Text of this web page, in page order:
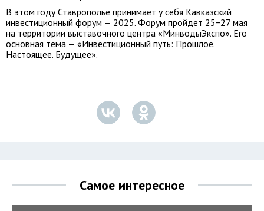
В этом году Ставрополье принимает у себя Кавказский
инвестиционный форум — 2025. Форум пройдет 25−27 мая
на территории выставочного центра «МинводыЭкспо». Его
основная тема — «Инвестиционный путь: Прошлое.
Настоящее. Будущее».
Самое интересное